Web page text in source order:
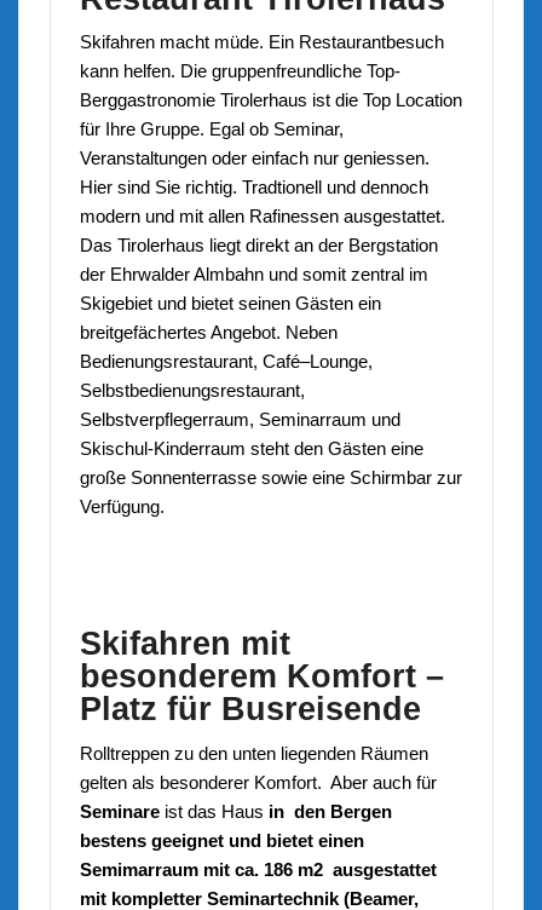
Skifahren macht müde. Ein Restaurantbesuch
kann helfen. Die gruppenfreundliche Top-
Berggastronomie Tirolerhaus ist die Top Location
für Ihre Gruppe. Egal ob Seminar,
Veranstaltungen oder einfach nur geniessen.
Hier sind Sie richtig. Tradtionell und dennoch
modern und mit allen Rafinessen ausgestattet.
Das Tirolerhaus liegt direkt an der Bergstation
der Ehrwalder Almbahn und somit zentral im
Skigebiet und bietet seinen Gästen ein
breitgefächertes Angebot. Neben
Bedienungsrestaurant, Café–Lounge,
Selbstbedienungsrestaurant,
Selbstverpflegerraum, Seminarraum und
Skischul-Kinderraum steht den Gästen eine
große Sonnenterrasse sowie eine Schirmbar zur
Verfügung.
Skifahren mit
besonderem Komfort –
Platz für Busreisende
Rolltreppen zu den unten liegenden Räumen
gelten als besonderer Komfort. Aber auch für
Seminareist das Haus in den Bergen
bestens geeignet und bietet einen
Semimarraum mit ca. 186 m2 ausgestattet
mit kompletter Seminartechnik (Beamer,